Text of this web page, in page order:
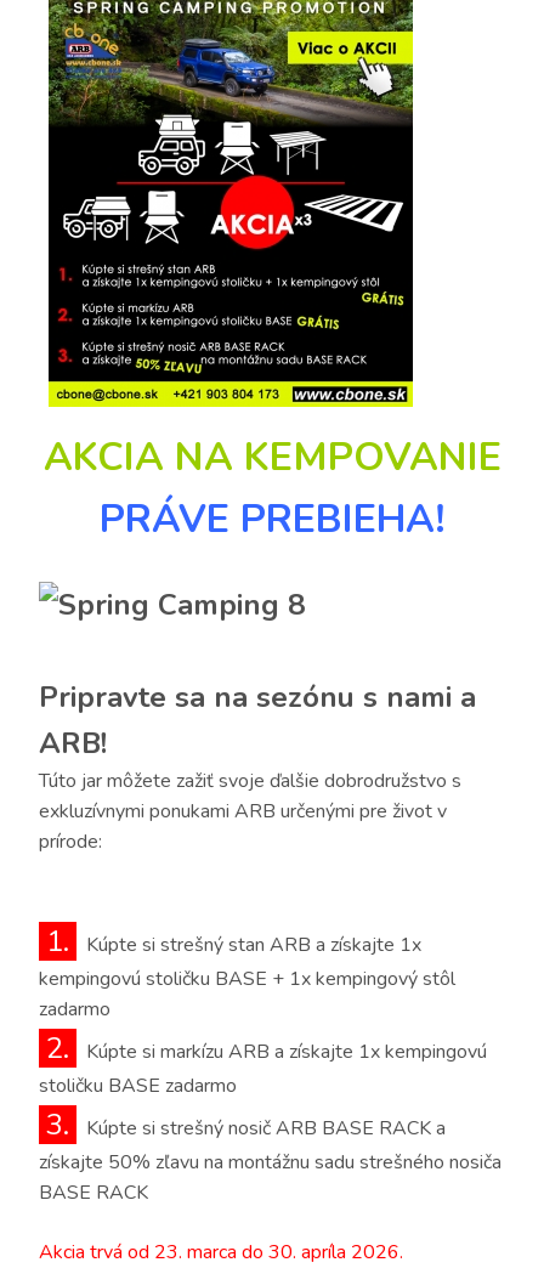
AKCIA NA KEMPOVANIE
PRÁVE PREBIEHA!
Pripravte sa na sezónu s nami a
ARB!
Túto jar môžete zažiť svoje ďalšie dobrodružstvo s
exkluzívnymi ponukami ARB určenými pre život v
prírode:
1.
Kúpte si strešný stan ARB a získajte 1x
kempingovú stoličku BASE + 1x kempingový stôl
zadarmo
2.
Kúpte si markízu ARB a získajte 1x kempingovú
stoličku BASE zadarmo
3.
Kúpte si strešný nosič ARB BASE RACK a
získajte 50% zľavu na montážnu sadu strešného nosiča
BASE RACK
Akcia trvá od 23. marca do 30. apríla 2026.